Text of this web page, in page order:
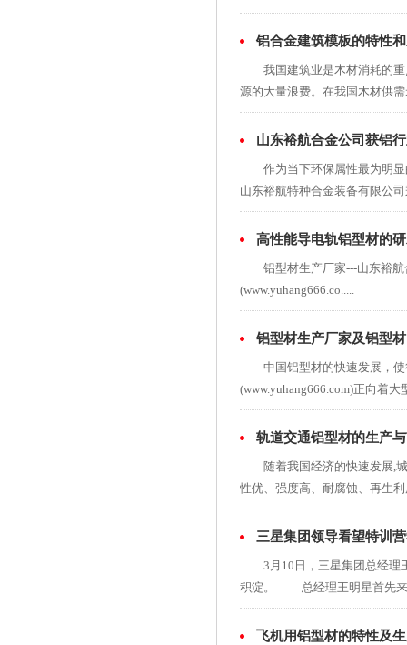
铝合金建筑模板的特性
我国建筑业是木材消耗的重
源的大量浪费。在我国木材供
山东裕航合金公司获铝
作为当下环保属性最为明显
山东裕航特种合金装备有限公
高性能导电轨铝型材的
铝型材生产厂家---山东裕航
(www.yuhang666.co.....
铝型材生产厂家及铝型
中国铝型材的快速发展，使
(www.yuhang666.com)正向着大
轨道交通铝型材的生产
随着我国经济的快速发展,城
性优、强度高、耐腐蚀、再生
三星集团领导看望特训
3月10日，三星集团总经理王
积淀。 总经理王明星首先来
飞机用铝型材的特性及